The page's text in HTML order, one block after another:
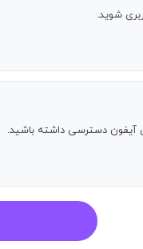
شوید.
آیفون دسترسی داشته باشید.